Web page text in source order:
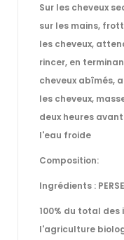
Sur les cheveux
sur les mains,
les cheveux,
rincer, en
cheveux abîmés,
les cheveux,
deux heures
l'eau froide
Composition:
Ingrédients :
100% du total
l'agriculture